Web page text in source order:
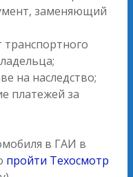
заменяющий
транспортного
на наследство;
платежей за
в ГАИ в
пройти Техосмотр